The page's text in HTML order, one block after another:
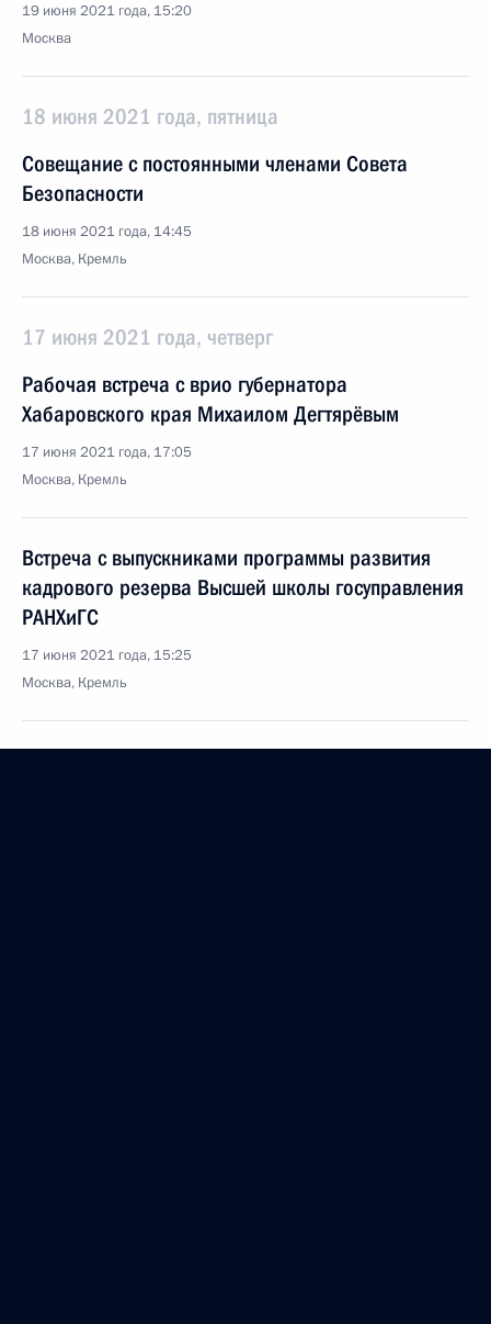
19 июня 2021 года, 15:20
Москва
18 июня 2021 года, пятница
Совещание с постоянными членами Совета
Безопасности
18 июня 2021 года, 14:45
Москва, Кремль
17 июня 2021 года, четверг
Рабочая встреча с врио губернатора
Хабаровского края Михаилом Дегтярёвым
17 июня 2021 года, 17:05
Москва, Кремль
Встреча с выпускниками программы развития
кадрового резерва Высшей школы госуправления
РАНХиГС
17 июня 2021 года, 15:25
Москва, Кремль